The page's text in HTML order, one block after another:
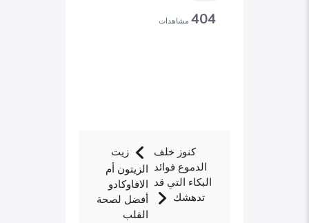
404مشاهدات
زيت
الزيتون أم
الافاوكادو
أفضل لصحة
القلب
كنوز خلف
الدموع فوائد
البكاء التي قد
تدهشك